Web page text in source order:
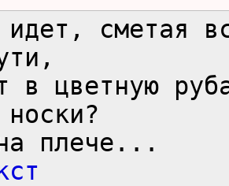
идет, сметая
в цветную
плече...